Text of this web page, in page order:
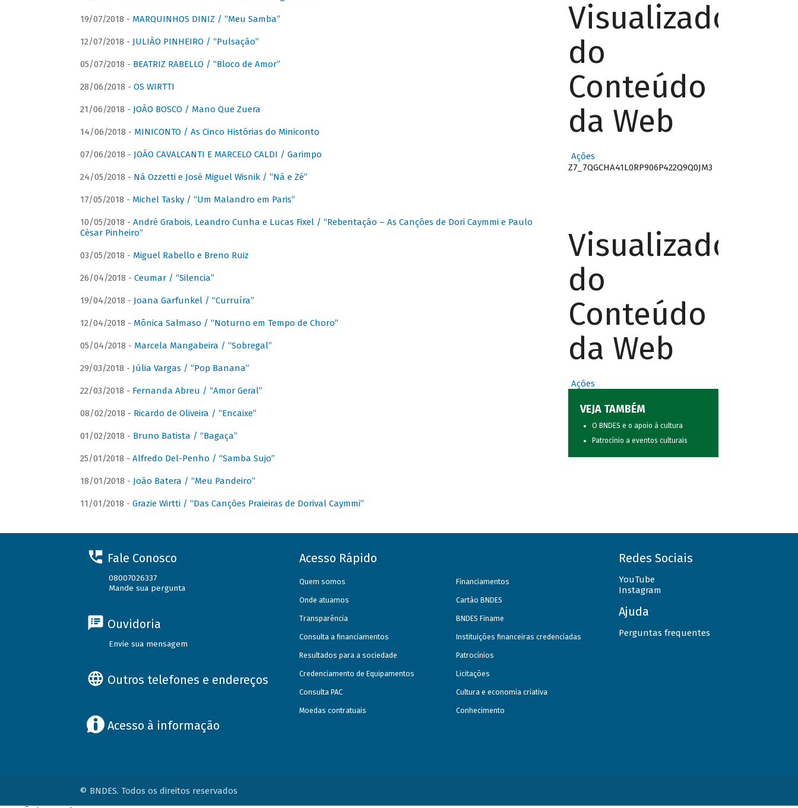
19/07/2018 - MARQUINHOS DINIZ / “Meu Samba”
12/07/2018 - JULIÃO PINHEIRO / “Pulsação”
05/07/2018 - BEATRIZ RABELLO / “Bloco de Amor”
28/06/2018 - OS WIRTTI
21/06/2018 - JOÃO BOSCO / Mano Que Zuera
14/06/2018 - MINICONTO / As Cinco Histórias do Miniconto
07/06/2018 - JOÃO CAVALCANTI E MARCELO CALDI / Garimpo
24/05/2018 - Ná Ozzetti e José Miguel Wisnik / “Ná e Zé”
17/05/2018 - Michel Tasky / “Um Malandro em Paris”
10/05/2018 - André Grabois, Leandro Cunha e Lucas Fixel / “Rebentação – As Canções de Dori Caymmi e Paulo
César Pinheiro”
03/05/2018 - Miguel Rabello e Breno Ruiz
26/04/2018 - Ceumar / “Silencia”
19/04/2018 - Joana Garfunkel / “Curruíra”
12/04/2018 - Mônica Salmaso / “Noturno em Tempo de Choro”
05/04/2018 - Marcela Mangabeira / “Sobregal”
29/03/2018 - Júlia Vargas / “Pop Banana”
22/03/2018 - Fernanda Abreu / “Amor Geral”
08/02/2018 - Ricardo de Oliveira / “Encaixe”
01/02/2018 - Bruno Batista / “Bagaça”
25/01/2018 - Alfredo Del-Penho / “Samba Sujo”
18/01/2018 - João Batera / “Meu Pandeiro”
11/01/2018 - Grazie Wirtti / “Das Canções Praieiras de Dorival Caymmi”
Visualizador
do
Conteúdo
da Web
Ações
Z7_7QGCHA41L0RP906P422Q9Q0JM3
Visualizador
do
Conteúdo
da Web
Ações
VEJA TAMBÉM
O BNDES e o apoio à cultura
Patrocínio a eventos culturais
Fale Conosco
08007026337
Mande sua pergunta
Ouvidoria
Envie sua mensagem
Outros telefones e endereços
Acesso à informação
Acesso Rápido
Quem somos
Onde atuamos
Transparência
Consulta a financiamentos
Resultados para a sociedade
Credenciamento de Equipamentos
Consulta PAC
Moedas contratuais
Financiamentos
Cartão BNDES
BNDES Finame
Instituições financeiras credenciadas
Patrocínios
Licitações
Cultura e economia criativa
Conhecimento
Redes Sociais
YouTube
Instagram
Ajuda
Perguntas frequentes
© BNDES. Todos os direitos reservados